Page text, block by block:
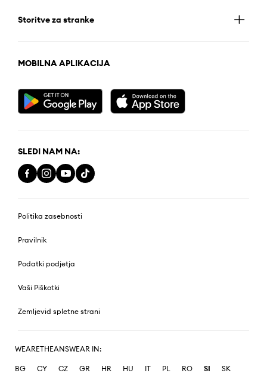
Storitve za stranke
MOBILNA APLIKACIJA
SLEDI NAM NA:
Politika zasebnosti
Pravilnik
Podatki podjetja
Vaši Piškotki
Zemljevid spletne strani
WEARETHEANSWEAR IN:
BG CY CZ GR HR HU IT PL RO SI SK